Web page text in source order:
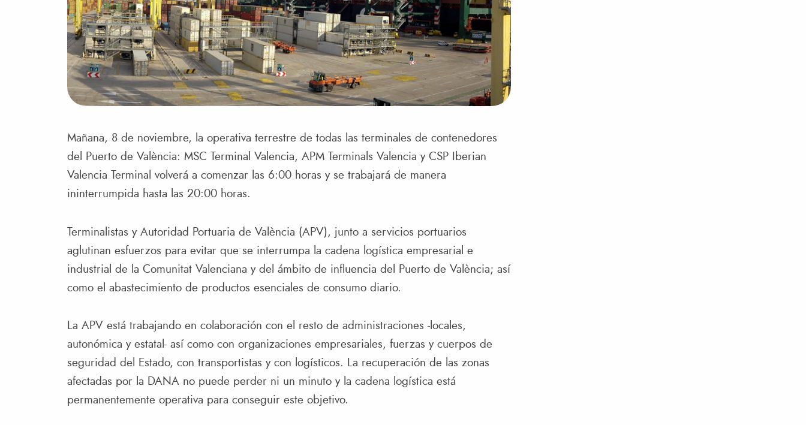
Mañana, 8 de noviembre, la operativa terrestre de todas las terminales de contenedores
del Puerto de València: MSC Terminal Valencia, APM Terminals Valencia y CSP Iberian
Valencia Terminal volverá a comenzar las 6:00 horas y se trabajará de manera
ininterrumpida hasta las 20:00 horas.
Terminalistas y Autoridad Portuaria de València (APV), junto a servicios portuarios
aglutinan esfuerzos para evitar que se interrumpa la cadena logística empresarial e
industrial de la Comunitat Valenciana y del ámbito de influencia del Puerto de València; así
como el abastecimiento de productos esenciales de consumo diario.
La APV está trabajando en colaboración con el resto de administraciones -locales,
autonómica y estatal- así como con organizaciones empresariales, fuerzas y cuerpos de
seguridad del Estado, con transportistas y con logísticos. La recuperación de las zonas
afectadas por la DANA no puede perder ni un minuto y la cadena logística está
permanentemente operativa para conseguir este objetivo.